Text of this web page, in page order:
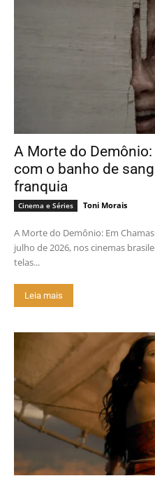
A Morte do
com o banho de
franquia
Cinema e Séries Toni Morais
A Morte do Demônio: Em
julho de 2026, nos cinemas
telas...
Leia mais